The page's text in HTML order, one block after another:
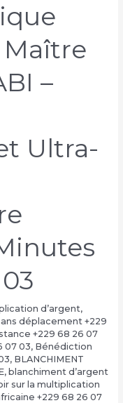
Maître
–
Ultra-
d’argent,
déplacement +229
+229 68 26 07
07 03, Bénédiction
, BLANCHIMENT
, blanchiment d’argent
sur la multiplication
+229 68 26 07